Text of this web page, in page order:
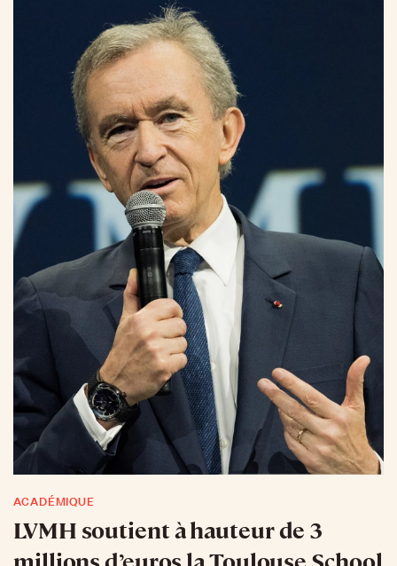
ACADÉMIQUE
LVMH soutient à hauteur de 3
millions d’euros la Toulouse School